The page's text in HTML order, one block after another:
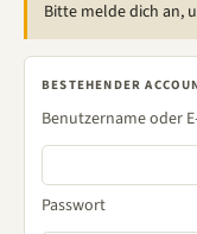
Bitte melde dich an,
BESTEHENDER
Benutzername oder
Passwort